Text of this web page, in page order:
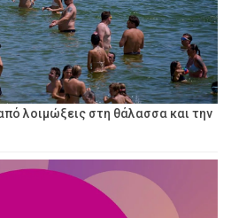
λοιμώξεις στη θάλασσα και την